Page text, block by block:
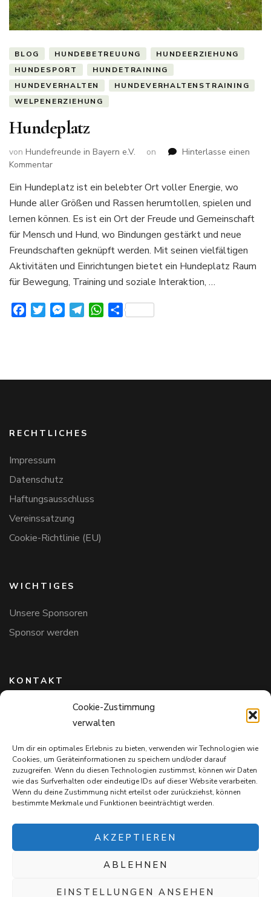
Cookie-Zustimmung
verwalten
Um dir ein optimales Erlebnis zu bieten, verwenden wir Technologien wie
Cookies, um Geräteinformationen zu speichern und/oder darauf
zuzugreifen. Wenn du diesen Technologien zustimmst, können wir Daten
wie das Surfverhalten oder eindeutige IDs auf dieser Website verarbeiten.
Wenn du deine Zustimmung nicht erteilst oder zurückziehst, können
bestimmte Merkmale und Funktionen beeinträchtigt werden.
AKZEPTIEREN
ABLEHNEN
EINSTELLUNGEN ANSEHEN
BLOG HUNDEBETREUUNG
HUNDEERZIEHUNG
HUNDESPORT
HUNDETRAINING
HUNDEVERHALTEN
HUNDEVERHALTENSTRAINING
WELPENERZIEHUNG
Hundeplatz
von Hundefreunde in Bayern e.V. on
Hinterlasse einen
Kommentarzu
Ein Hundeplatz ist ein belebter Ort voller Energie, wo
Hunde aller Größen und Rassen herumtollen, spielen und
lernen können. Es ist ein Ort der Freude und Gemeinschaft
für Mensch und Hund, wo Bindungen gestärkt und neue
Freundschaften geknüpft werden. Mit seinen vielfältigen
Aktivitäten und Einrichtungen bietet ein Hundeplatz Raum
für Bewegung, Training und soziale Interaktion, …
FacebookTwitterMessenger
TelegramWhatsApp
Teilen
RECHTLICHES
Impressum
Datenschutz
Haftungsausschluss
Vereinssatzung
Cookie-Richtlinie (EU)
WICHTIGES
Unsere Sponsoren
Sponsor werden
KONTAKT
Hundefreunde in Bayern e.V.
Markus Willi Ebert
97711 Maßbach
+49 172 85 64 937
Hundefreundeinbayern@web.de
Hundefreunde in Bayern e.V. – und verwöhnt eure Fellnasen!